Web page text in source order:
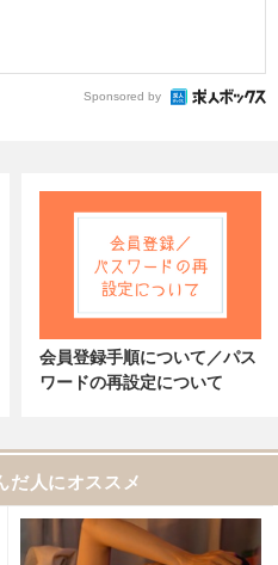
Sponsored by
会員登録手順について／パス
ワードの再設定について
だ人にオススメ